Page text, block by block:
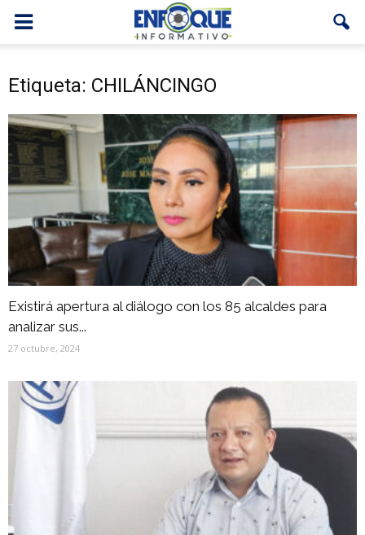
Etiqueta: CHILÁNCINGO
Existirá apertura al diálogo con los 85 alcaldes para
analizar sus...
27 octubre, 2024